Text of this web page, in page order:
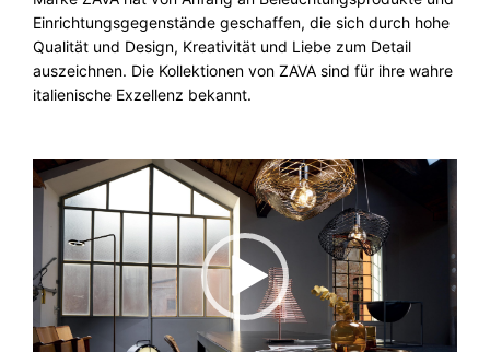
Einrichtungsgegenstände geschaffen, die sich durch hohe
Qualität und Design, Kreativität und Liebe zum Detail
auszeichnen. Die Kollektionen von ZAVA sind für ihre wahre
italienische Exzellenz bekannt.
Video-
Player